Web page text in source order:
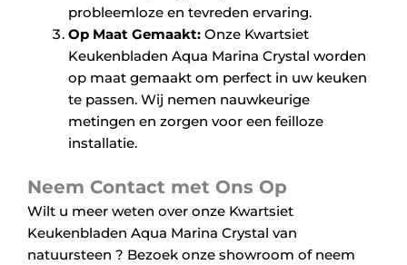
probleemloze en tevreden ervaring.
Op Maat Gemaakt: Onze Kwartsiet
Keukenbladen Aqua Marina Crystal worden
op maat gemaakt om perfect in uw keuken
te passen. Wij nemen nauwkeurige
metingen en zorgen voor een feilloze
installatie.
Neem Contact met Ons Op
Wilt u meer weten over onze Kwartsiet
Keukenbladen Aqua Marina Crystal van
natuursteen ? Bezoek onze showroom of neem